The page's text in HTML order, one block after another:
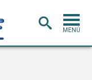
MENÚ